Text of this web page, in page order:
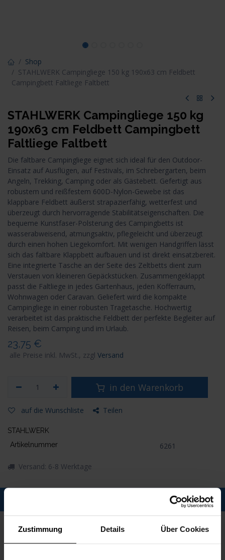
Zustimmung Details Über Cookies
Shop
STAHLWERK Campingliege 150 kg 190x63 cm Feldbett
Campingbett Faltliege Faltbett
STAHLWERK Campingliege 150 kg
190x63 cm Feldbett Campingbett
Faltliege Faltbett
Die faltbare Campingliege eignet sich ideal für den Outdoor-
Einsatz auf Ausflügen, auf Festivals, im Schrebergarten, beim
Angeln, Trekking, Camping oder als Gästebett. Gefertigt aus
robustem und reißfestem 600D-Nylon-Gewebe ist das
klappbare Feldbett äußerst strapazierfähig, wetterfest und
überzeugt durch hervorragende Stabilitätseigenschaften. Die
bequeme Kunstfaser-Polsterung des Campingbetts ist
wasserabweisend, atmungsaktiv, pflegeleicht und überzeugt
durch einen hohen Liegekomfort. Mit wenigen Handgriffen lässt
sich das faltbare Klappbett aufbauen und ist direkt einsatzbereit.
Eine integrierte Tasche an der Seite des Zeltbetts dient zum
Verstauen von kleineren Gepäckstücken. Zusammengeklappt
passt die Faltliege in jedes Gartenhaus, jeden Kofferraum,
Wohnwagen oder Caravan. Geliefert wird die kompakte
Campingliege in einer robusten Tragetasche. Hochwertig
verarbeitet ist das praktische Feldbett der perfekte Begleiter auf
Reisen, beim Camping und im Urlaub.
23,75 €
alle Preise inkl. MwSt., zzgl Versand
in den Warenkorb
auf die Wunschliste Teilen
STAHLWERK
Artikelnummer
6261
Versand: 6-8 Werktage
Technische Daten